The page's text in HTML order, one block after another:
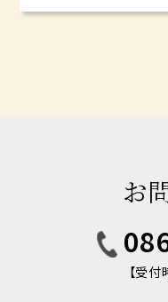
お
【受